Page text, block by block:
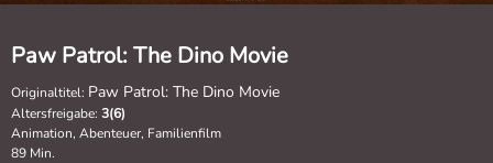
Paw Patrol: The Dino Movie
Originaltitel: Paw Patrol: The Dino Movie
Altersfreigabe: 3(6)
Animation, Abenteuer, Familienfilm
89 Min.